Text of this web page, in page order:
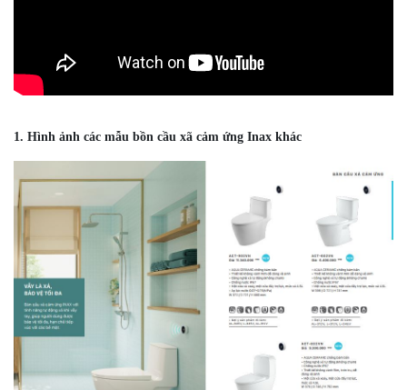
1. Hình ảnh các mẫu bồn cầu xã cảm ứng Inax khác